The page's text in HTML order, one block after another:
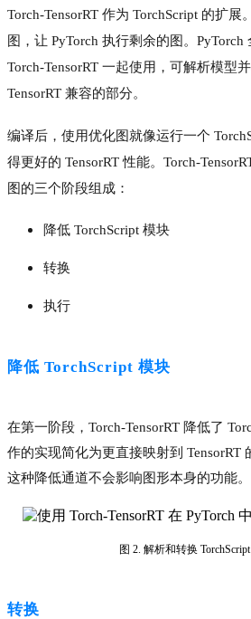
Torch-TensorRT 作为 TorchScript 的扩
图，让 PyTorch 执行剩余的图。
Torch-TensorRT 一起使用，可解析模型
TensorRT 兼容的部分。
编译后，使用优化图就像运行一个
得更好的 TensorRT 性能。Torch-
图的三个阶段组成：
降低 TorchScript 模块
转换
执行
降低 TorchScript 模块
在第一阶段，Torch-TensorRT 降低了
作的实现简化为更直接映射到 TensorRT
这种降低通道不会影响图形本身的功能。
图 2. 解析和转换
转换